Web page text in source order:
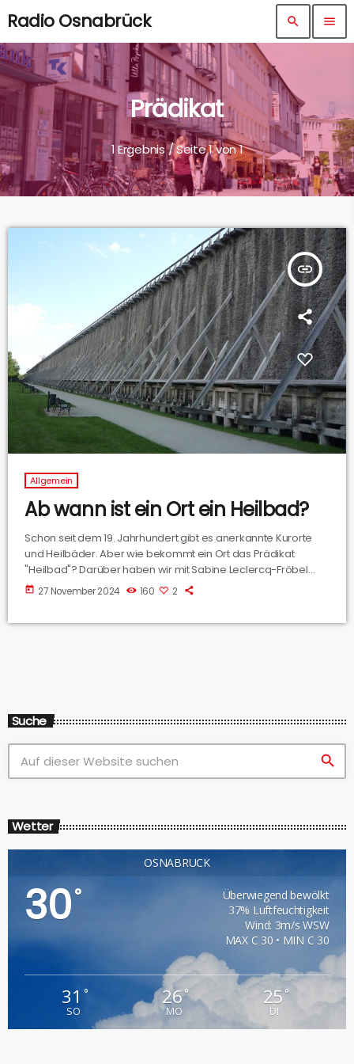
Radio Osnabrück search menu
Prädikat
1 Ergebnis / Seite 1 von 1
insert_link
Allgemein
Ab wann ist ein Ort ein Heilbad?
Schon seit dem 19. Jahrhundert gibt es anerkannte Kurorte
und Heilbäder. Aber wie bekommt ein Ort das Prädikat
"Heilbad"? Darüber haben wir mit Sabine Leclercq-Fröbel
gesprochen. Sie ist zuständig für die Presse- und
today 27 November 2024 160 2
Suche
search
Wetter
OSNABRÜCK
30°
Überwiegend bewölkt
37% Luftfeuchtigkeit
Wind: 3m/s WSW
MAX C 30 • MIN C 30
31 °
SO
26°
MO
25°
DI